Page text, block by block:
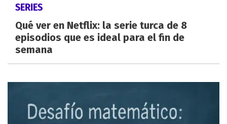
SERIES
Qué ver en Netflix: la serie turca de 8
episodios que es ideal para el fin de
semana